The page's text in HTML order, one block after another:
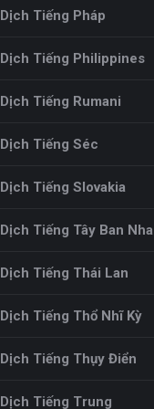
Dịch Tiếng Pháp
Dịch Tiếng Philippines
Dịch Tiếng Rumani
Dịch Tiếng Séc
Dịch Tiếng Slovakia
Dịch Tiếng Tây Ban Nha
Dịch Tiếng Thái Lan
Dịch Tiếng Thổ Nhĩ Kỳ
Dịch Tiếng Thụy Điển
Dịch Tiếng Trung